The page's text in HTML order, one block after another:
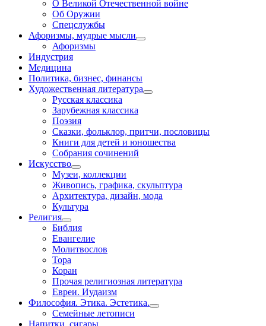
О Великой Отечественной войне
Об Оружии
Спецслужбы
Афоризмы, мудрые мысли
Афоризмы
Индустрия
Медицина
Политика, бизнес, финансы
Художественная литература
Русская классика
Зарубежная классика
Поэзия
Сказки, фольклор, притчи, пословицы
Книги для детей и юношества
Собрания сочинений
Искусство
Музеи, коллекции
Живопись, графика, скульптура
Архитектура, дизайн, мода
Культура
Религия
Библия
Евангелие
Молитвослов
Тора
Коран
Прочая религиозная литература
Евреи. Иудаизм
Философия. Этика. Эстетика.
Семейные летописи
Напитки, сигары